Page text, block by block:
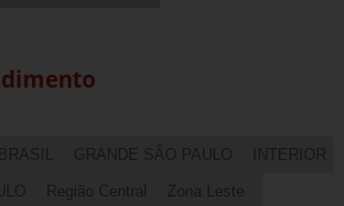
BRASIL GRANDE SÃO PAULO INTERIOR
Região Central Zona Leste